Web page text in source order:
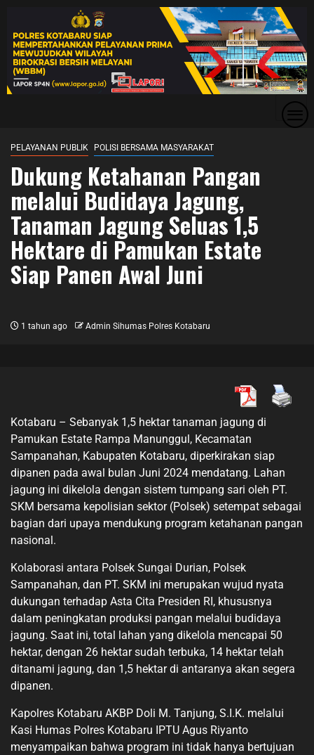
PELAYANAN PUBLIK POLISI BERSAMA MASYARAKAT
Dukung Ketahanan Pangan
melalui Budidaya Jagung,
Tanaman Jagung Seluas 1,5
Hektare di Pamukan Estate
Siap Panen Awal Juni
1 tahun ago Admin Sihumas Polres Kotabaru
Kotabaru – Sebanyak 1,5 hektar tanaman jagung di
Pamukan Estate Rampa Manunggul, Kecamatan
Sampanahan, Kabupaten Kotabaru, diperkirakan siap
dipanen pada awal bulan Juni 2024 mendatang. Lahan
jagung ini dikelola dengan sistem tumpang sari oleh PT.
SKM bersama kepolisian sektor (Polsek) setempat sebagai
bagian dari upaya mendukung program ketahanan pangan
nasional.
Kolaborasi antara Polsek Sungai Durian, Polsek
Sampanahan, dan PT. SKM ini merupakan wujud nyata
dukungan terhadap Asta Cita Presiden RI, khususnya
dalam peningkatan produksi pangan melalui budidaya
jagung. Saat ini, total lahan yang dikelola mencapai 50
hektar, dengan 26 hektar sudah terbuka, 14 hektar telah
ditanami jagung, dan 1,5 hektar di antaranya akan segera
dipanen.
Kapolres Kotabaru AKBP Doli M. Tanjung, S.I.K. melalui
Kasi Humas Polres Kotabaru IPTU Agus Riyanto
menyampaikan bahwa program ini tidak hanya bertujuan